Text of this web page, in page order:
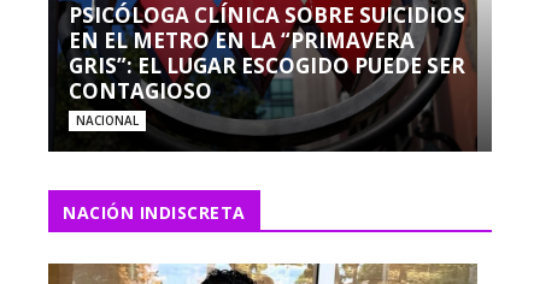
PSICÓLOGA CLÍNICA SOBRE SUICIDIOS
EN EL METRO EN LA “PRIMAVERA
GRIS”: EL LUGAR ESCOGIDO PUEDE SER
CONTAGIOSO
NACIONAL
NACIÓN INDISCRETA